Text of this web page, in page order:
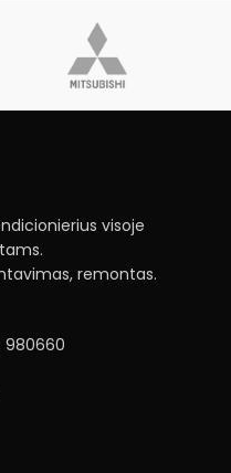
visoje
remontas.
980660